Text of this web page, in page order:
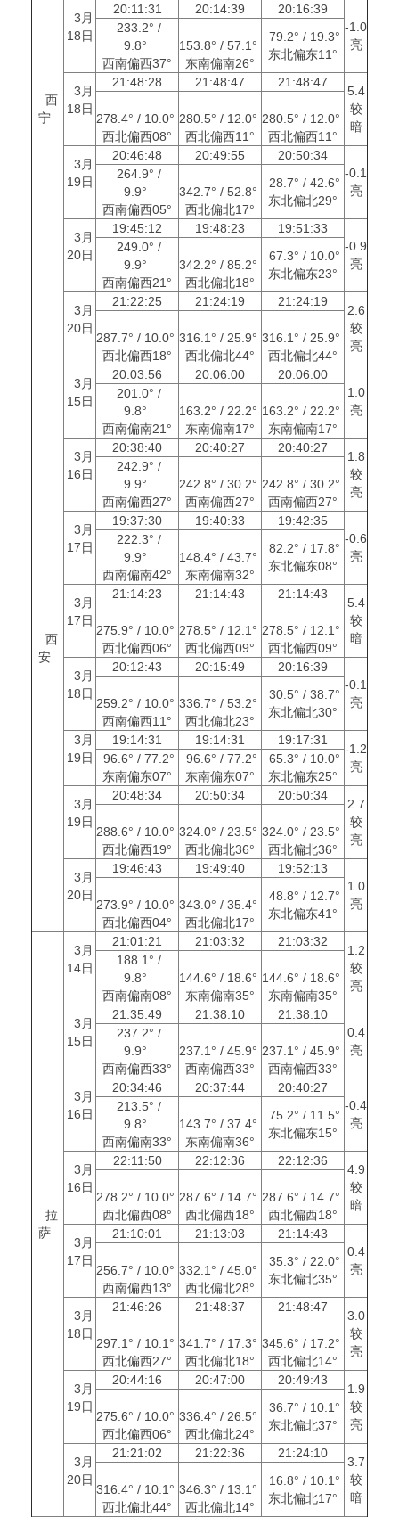
西
宁
3月
18日
20:11:31 20:14:39
20:16:39
-1.0
亮
233.2° /
9.8°
西南偏西37°
153.8° / 57.1°
东南偏南26°
79.2° / 19.3°
东北偏东11°
3月
18日
21:48:28 21:48:47 21:48:47
5.4
较
暗
278.4° / 10.0°
西北偏西08°
280.5° / 12.0°
西北偏西11°
280.5° / 12.0°
西北偏西11°
3月
19日
20:46:48 20:49:55
20:50:34
-0.1
亮
264.9° /
9.9°
西南偏西05°
342.7° / 52.8°
西北偏北17°
28.7° / 42.6°
东北偏北29°
3月
20日
19:45:12 19:48:23
19:51:33
-0.9
亮
249.0° /
9.9°
西南偏西21°
342.2° / 85.2°
西北偏北18°
67.3° / 10.0°
东北偏东23°
3月
20日
21:22:25 21:24:19 21:24:19
2.6
较
亮
287.7° / 10.0°
西北偏西18°
316.1° / 25.9°
西北偏北44°
316.1° / 25.9°
西北偏北44°
西
安
3月
15日
20:03:56 20:06:00
20:06:00
1.0
亮
201.0° /
9.8°
西南偏南21°
163.2° / 22.2°
东南偏南17°
163.2° / 22.2°
东南偏南17°
3月
16日
20:38:40 20:40:27 20:40:27
1.8
较
亮
242.9° /
9.9°
西南偏西27°
242.8° / 30.2°
西南偏西27°
242.8° / 30.2°
西南偏西27°
3月
17日
19:37:30 19:40:33
19:42:35
-0.6
亮
222.3° /
9.9°
西南偏南42°
148.4° / 43.7°
东南偏南32°
82.2° / 17.8°
东北偏东08°
3月
17日
21:14:23 21:14:43 21:14:43
5.4
较
暗
275.9° / 10.0°
西北偏西06°
278.5° / 12.1°
西北偏西09°
278.5° / 12.1°
西北偏西09°
3月
18日
20:12:43 20:15:49
20:16:39
-0.1
亮
259.2° / 10.0°
西南偏西11°
336.7° / 53.2°
西北偏北23°
30.5° / 38.7°
东北偏北30°
3月
19日
19:14:31 19:14:31 19:17:31
-1.2
亮
96.6° / 77.2°
东南偏东07°
96.6° / 77.2°
东南偏东07°
65.3° / 10.0°
东北偏东25°
3月
19日
20:48:34 20:50:34 20:50:34
2.7
较
亮
288.6° / 10.0°
西北偏西19°
324.0° / 23.5°
西北偏北36°
324.0° / 23.5°
西北偏北36°
3月
20日
19:46:43 19:49:40
19:52:13
1.0
亮
273.9° / 10.0°
西北偏西04°
343.0° / 35.4°
西北偏北17°
48.8° / 12.7°
东北偏东41°
拉
萨
3月
14日
21:01:21 21:03:32 21:03:32
1.2
较
亮
188.1° /
9.8°
西南偏南08°
144.6° / 18.6°
东南偏南35°
144.6° / 18.6°
东南偏南35°
3月
15日
21:35:49 21:38:10
21:38:10
0.4
亮
237.2° /
9.9°
西南偏西33°
237.1° / 45.9°
西南偏西33°
237.1° / 45.9°
西南偏西33°
3月
16日
20:34:46 20:37:44
20:40:27
-0.4
亮
213.5° /
9.8°
西南偏南33°
143.7° / 37.4°
东南偏南36°
75.2° / 11.5°
东北偏东15°
3月
16日
22:11:50 22:12:36 22:12:36
4.9
较
暗
278.2° / 10.0°
西北偏西08°
287.6° / 14.7°
西北偏西18°
287.6° / 14.7°
西北偏西18°
3月
17日
21:10:01 21:13:03
21:14:43
0.4
亮
256.7° / 10.0°
西南偏西13°
332.1° / 45.0°
西北偏北28°
35.3° / 22.0°
东北偏北35°
3月
18日
21:46:26 21:48:37 21:48:47
3.0
较
亮
297.1° / 10.1°
西北偏西27°
341.7° / 17.3°
西北偏北18°
345.6° / 17.2°
西北偏北14°
3月
19日
20:44:16 20:47:00 20:49:43
1.9
较
亮
275.6° / 10.0°
西北偏西06°
336.4° / 26.5°
西北偏北24°
36.7° / 10.1°
东北偏北37°
3月
20日
21:21:02 21:22:36 21:24:10
3.7
较
暗
316.4° / 10.1°
西北偏北44°
346.3° / 13.1°
西北偏北14°
16.8° / 10.1°
东北偏北17°